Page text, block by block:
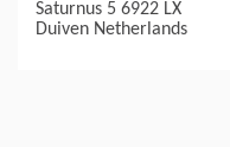
Saturnus 5 6922 LX
Duiven Netherlands